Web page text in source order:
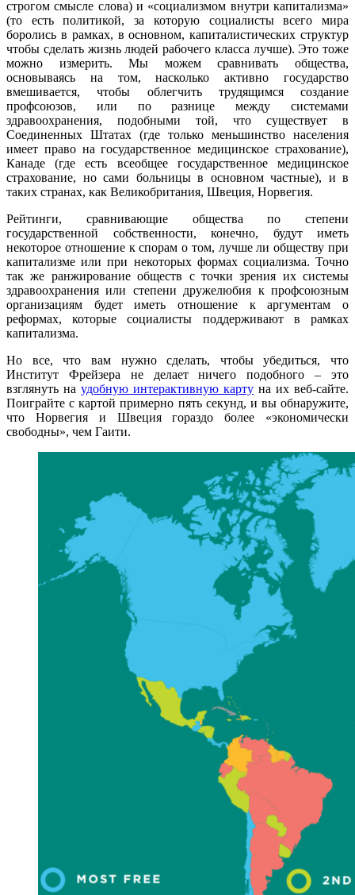
строгом смысле слова) и «социализмом внутри капитализма»
(то есть политикой, за которую социалисты всего мира
боролись в рамках, в основном, капиталистических структур
чтобы сделать жизнь людей рабочего класса лучше). Это тоже
можно измерить. Мы можем сравнивать общества,
основываясь на том, насколько активно государство
вмешивается, чтобы облегчить трудящимся создание
профсоюзов, или по разнице между системами
здравоохранения, подобными той, что существует в
Соединенных Штатах (где только меньшинство населения
имеет право на государственное медицинское страхование),
Канаде (где есть всеобщее государственное медицинское
страхование, но сами больницы в основном частные), и в
таких странах, как Великобритания, Швеция, Норвегия.
Рейтинги, сравнивающие общества по степени
государственной собственности, конечно, будут иметь
некоторое отношение к спорам о том, лучше ли обществу при
капитализме или при некоторых формах социализма. Точно
так же ранжирование обществ с точки зрения их системы
здравоохранения или степени дружелюбия к профсоюзным
организациям будет иметь отношение к аргументам о
реформах, которые социалисты поддерживают в рамках
капитализма.
Но все, что вам нужно сделать, чтобы убедиться, что
Институт Фрейзера не делает ничего подобного – это
взглянуть на удобную интерактивную карту на их веб-сайте.
Поиграйте с картой примерно пять секунд, и вы обнаружите,
что Норвегия и Швеция гораздо более «экономически
свободны», чем Гаити.